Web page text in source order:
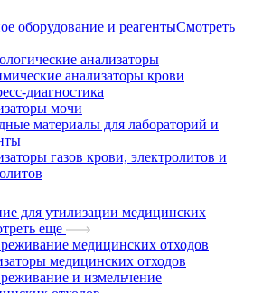
оборудование и реагентыСмотреть
анализаторы
анализаторы крови
диагностика
мочи
материалы для лабораторий и
газов крови, электролитов и
для утилизации медицинских
еще
медицинских отходов
медицинских отходов
и измельчение